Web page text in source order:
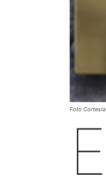
Foto Cortesía
E